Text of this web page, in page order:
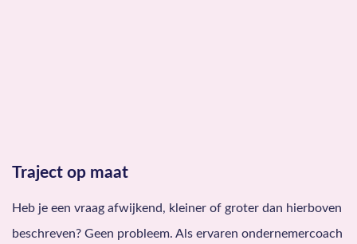
Traject op maat
Heb je een vraag afwijkend, kleiner of groter dan hierboven
beschreven? Geen probleem. Als ervaren ondernemercoach